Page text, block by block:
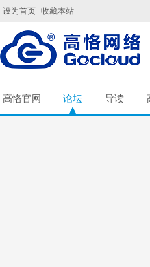
设为首页 收藏本站
高恪官网 论坛 导读